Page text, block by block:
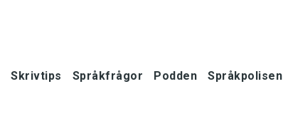
Skrivtips Språkfrågor Podden Språkpolisen